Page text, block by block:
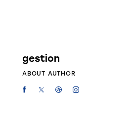
gestion
ABOUT AUTHOR